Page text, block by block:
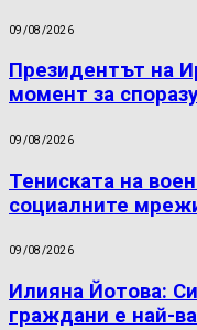
09/08/2026
Президентът на
момент за
09/08/2026
Тениската на
социалните
09/08/2026
Илияна Йотова:
граждани е най-